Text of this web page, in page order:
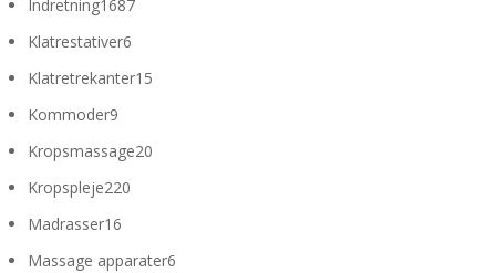
Indretning16871687
Klatrestativer6
varer
Klatretrekanter15
Kommoder9
varer
Kropsmassage20
Kropspleje220
Madrasser16
varer
Massage apparater6